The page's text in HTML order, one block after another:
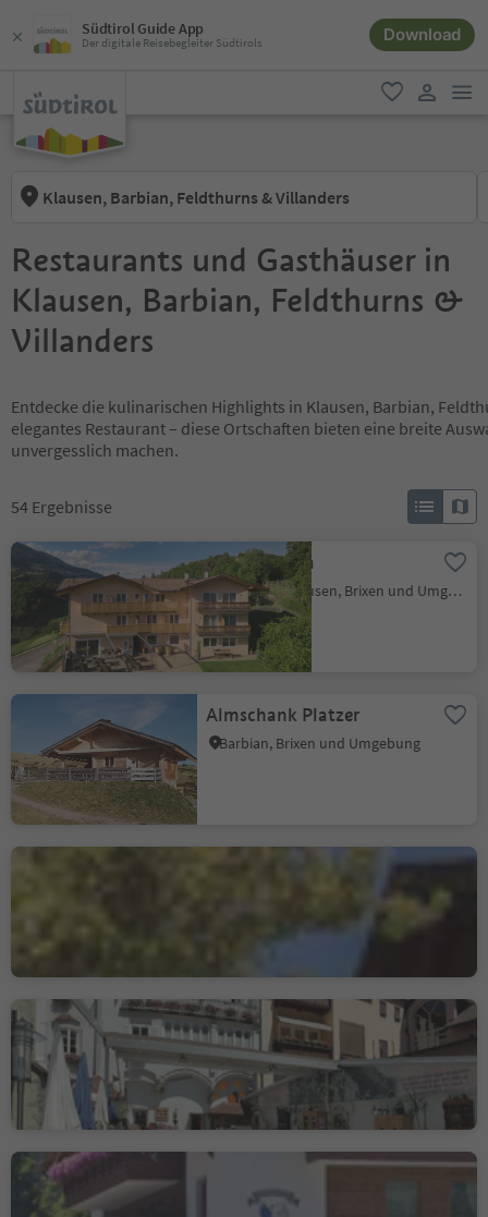
Südtirol Guide App
Der digitale Reisebegleiter Südtirols Download
favorit
Klausen, Barbian, Feldthurns & Villanders
Restaurants und Gasthäuser in
Klausen, Barbian, Feldthurns &
Villanders
Entdecke die kulinarischen Highlights in Klausen, Barbian,
elegantes Restaurant – diese Ortschaften bieten eine breite
unvergesslich machen.
54 Ergebnisse
Mira Sabiona
Gufidaun, Klausen, Brixen und Umgebung
Almschank Platzer
Barbian, Brixen und Umgebung
Granpanorama-Hotel
Villanders, Brixen und Umgebung
Gasthof Walter von der
Vogelweide
Klausen, Brixen und Umgebung
Gasthof Brunner Hof
Klausen, Brixen und Umgebung